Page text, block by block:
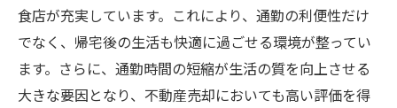
食店が充実しています。これにより、通勤の利便性だけ
でなく、帰宅後の生活も快適に過ごせる環境が整ってい
ます。さらに、通勤時間の短縮が生活の質を向上させる
大きな要因となり、不動産売却においても高い評価を得